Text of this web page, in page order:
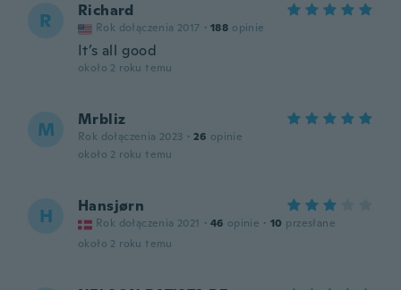
R Richard
Rok dołączenia 2017 · 188 opinie
It’s all good
około 2 roku temu
M Mrbliz
Rok dołączenia 2023 · 26 opinie
około 2 roku temu
H Hansjørn
Rok dołączenia 2021 · 46 opinie · 10 przesłane
około 2 roku temu